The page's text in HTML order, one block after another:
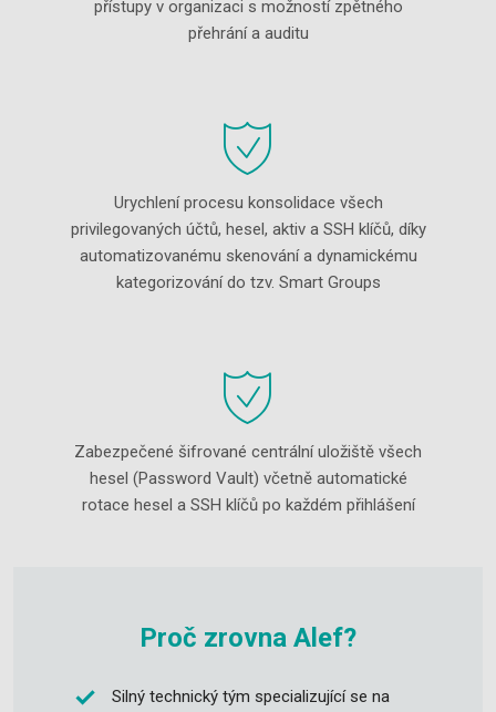
přístupy v organizaci s možností zpětného
přehrání a auditu
Urychlení procesu konsolidace všech
privilegovaných účtů, hesel, aktiv a SSH klíčů, díky
automatizovanému skenování a dynamickému
kategorizování do tzv. Smart Groups
Zabezpečené šifrované centrální uložiště všech
hesel (Password Vault) včetně automatické
rotace hesel a SSH klíčů po každém přihlášení
Proč zrovna Alef?
Silný technický tým specializující se na